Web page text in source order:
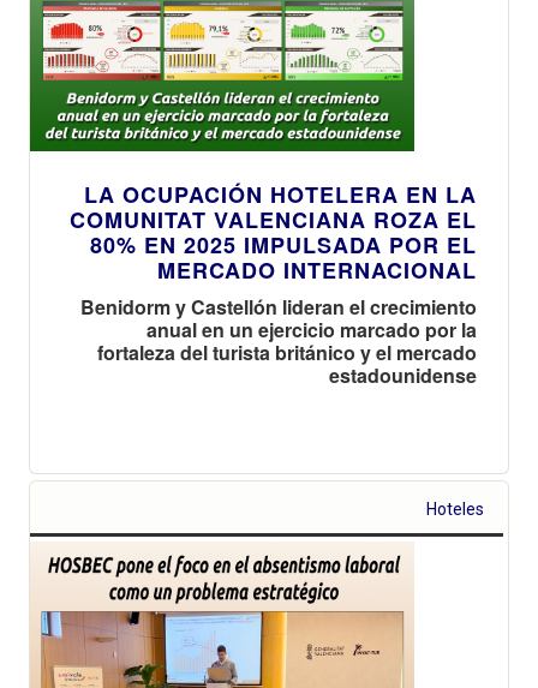
LA OCUPACIÓN HOTELERA EN LA
COMUNITAT VALENCIANA ROZA EL
80% EN 2025 IMPULSADA POR EL
MERCADO INTERNACIONAL
Benidorm y Castellón lideran el crecimiento
anual en un ejercicio marcado por la
fortaleza del turista británico y el mercado
estadounidense
Hoteles